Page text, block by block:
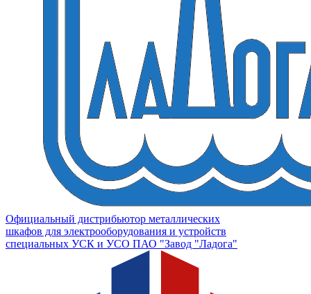
Официальный дистрибьютор металлических
шкафов для электрооборудования и устройств
специальных УСК и УСО ПАО "Завод "Ладога"